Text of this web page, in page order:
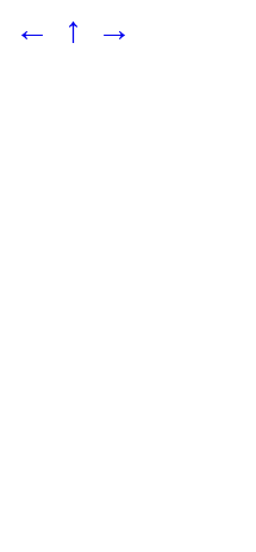
← ↑ →